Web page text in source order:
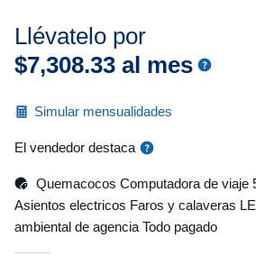
Llévatelo por
$7,308.33 al mes
Simular mensualidades
El vendedor destaca
Quemacocos Computadora de viaje
Asientos electricos Faros y calaveras
ambiental de agencia Todo pagado